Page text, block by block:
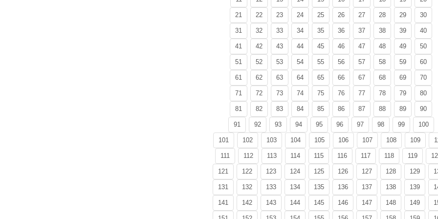
21 22 23 24 25 26 27 28 29 30
31 32 33 34 35 36 37 38 39 40
41 42 43 44 45 46 47 48 49 50
51 52 53 54 55 56 57 58 59 60
61 62 63 64 65 66 67 68 69 70
71 72 73 74 75 76 77 78 79 80
81 82 83 84 85 86 87 88 89 90
91 92 93 94 95 96 97 98 99 100
101 102 103 104 105 106 107 108 109
111 112 113 114 115 116 117 118 119
121 122 123 124 125 126 127 128 129
131 132 133 134 135 136 137 138 139
141 142 143 144 145 146 147 148 149